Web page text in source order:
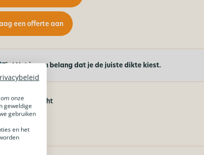
een offerte aan
Tip! Het is van belang dat je de juiste dikte kiest.
naar overzicht
onze
geweldige
gebruiken
en het